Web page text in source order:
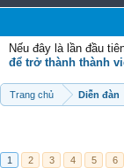
Nếu đây là lần đầu
để trở thành thành
Trang chủ Diễn đàn
1 2 3 4 5 6